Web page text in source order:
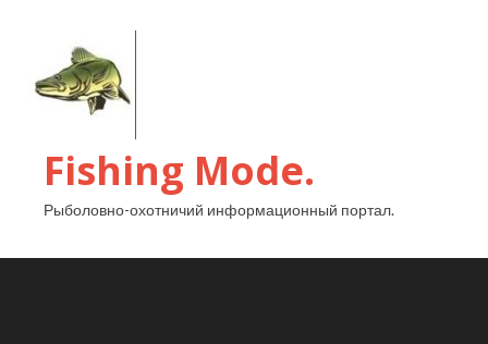
Fishing Mode.
Рыболовно-охотничий информационный портал.